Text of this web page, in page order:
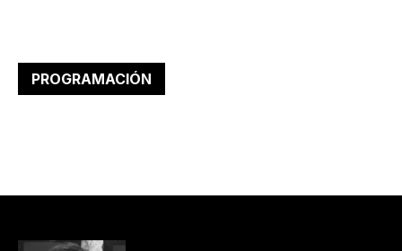
PROGRAMACIÓN